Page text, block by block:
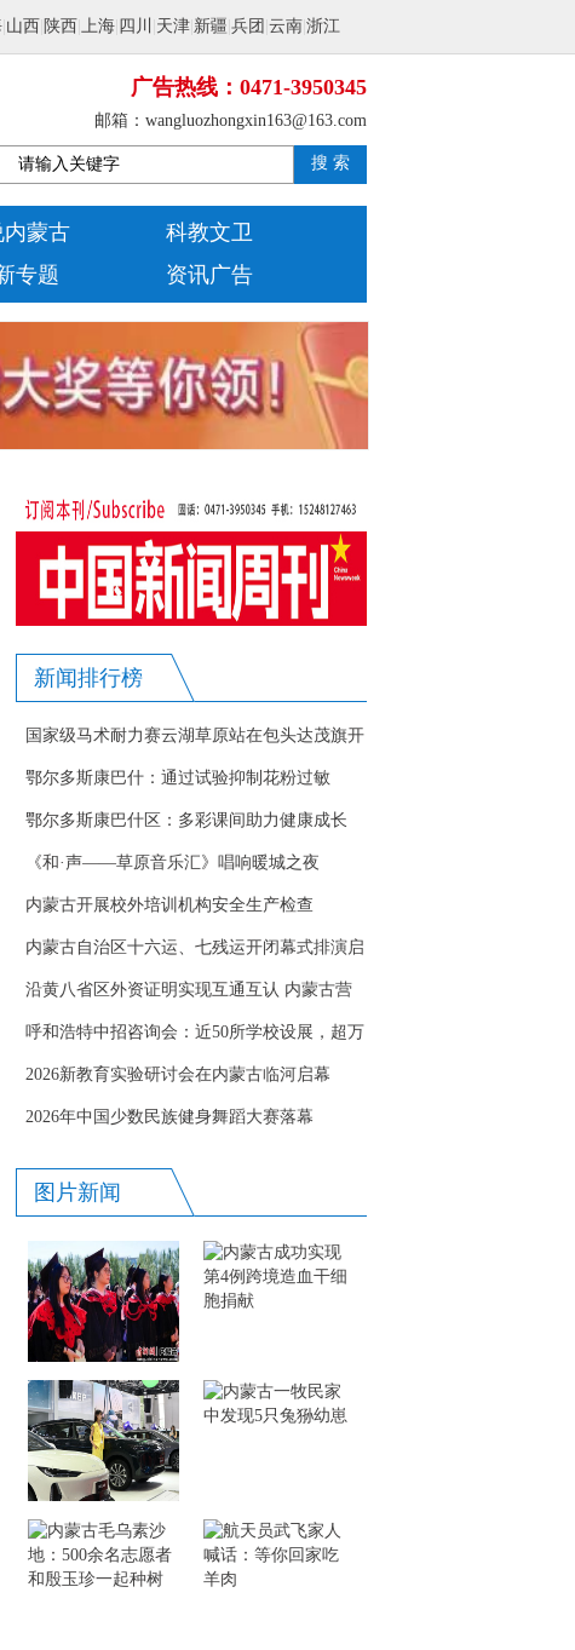
山西 陕西 上海 四川 天津 新疆 兵团 云南 浙江
广告热线：0471-3950345
邮箱：wangluozhongxin163@163.com
搜 索
内蒙古
科教文卫
专题 资讯广告
新闻排行榜
国家级马术耐力赛云湖草原站在包头达茂旗开
赛
鄂尔多斯康巴什：通过试验抑制花粉过敏
鄂尔多斯康巴什区：多彩课间助力健康成长
《和·声——草原音乐汇》唱响暖城之夜
内蒙古开展校外培训机构安全生产检查
内蒙古自治区十六运、七残运开闭幕式排演启
动
沿黄八省区外资证明实现互通互认 内蒙古营
商环境再优化
呼和浩特中招咨询会：近50所学校设展，超万
名家长学生到场
2026新教育实验研讨会在内蒙古临河启幕
2026年中国少数民族健身舞蹈大赛落幕
图片新闻